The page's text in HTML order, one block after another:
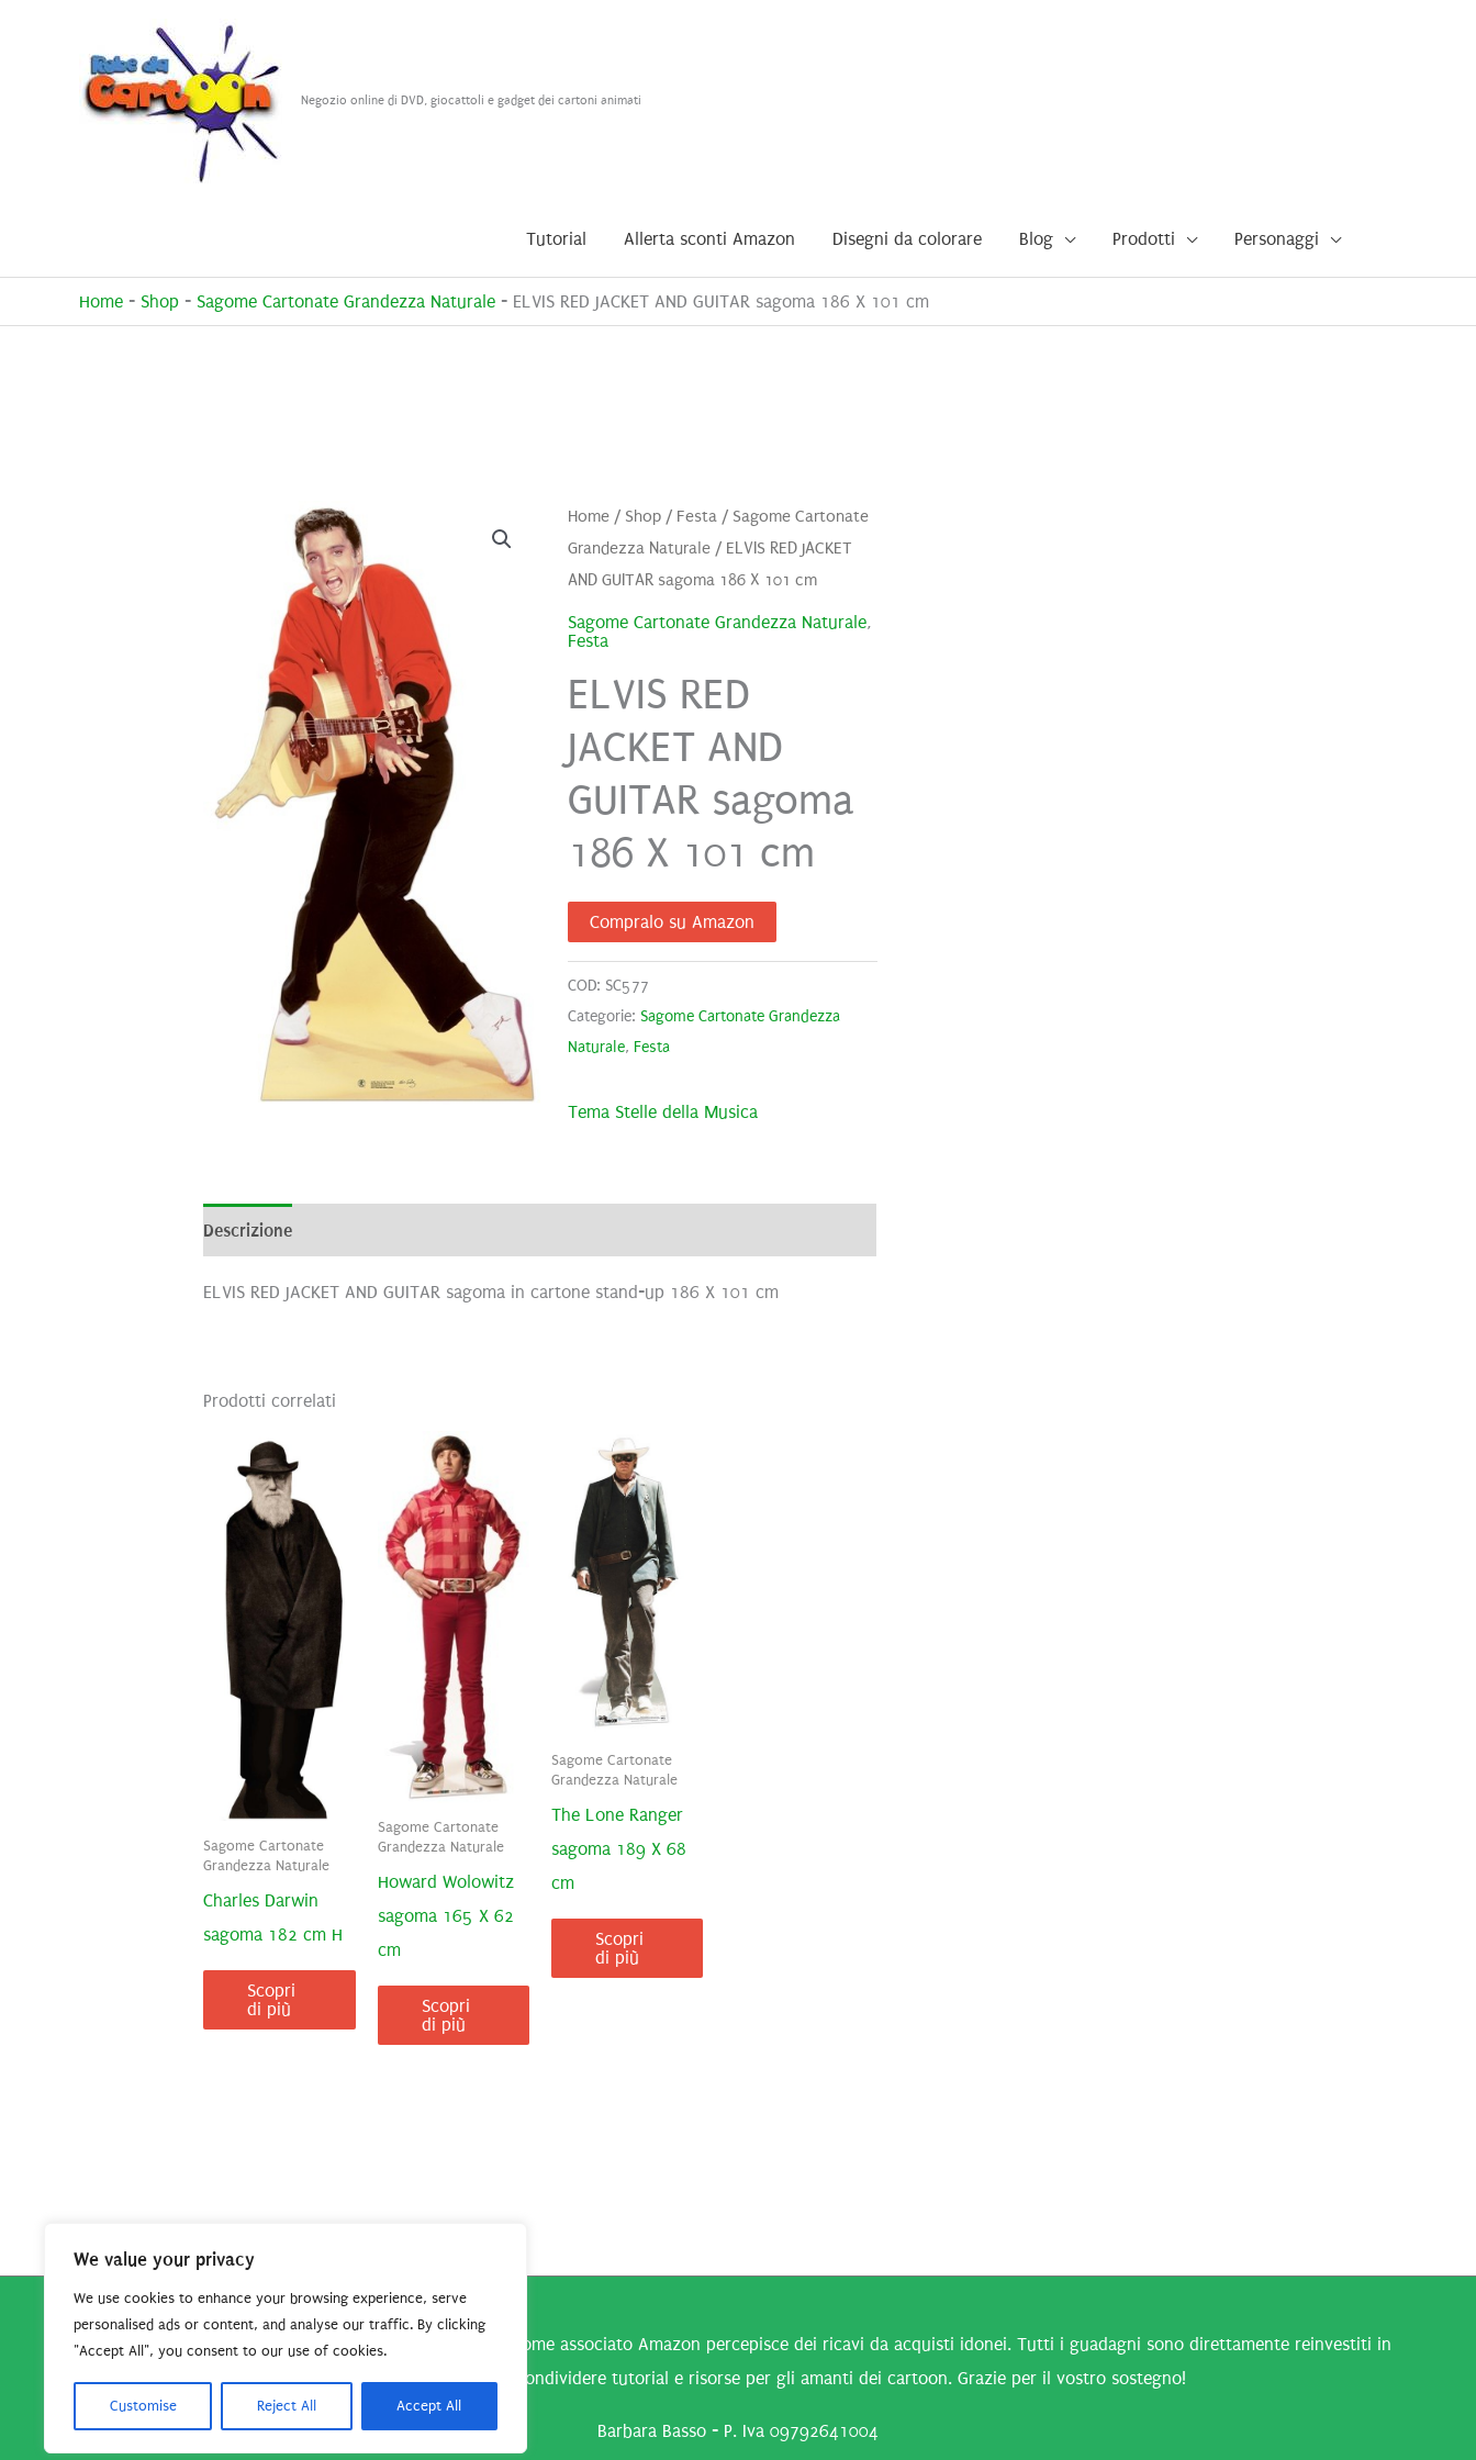
We value your privacy
We use cookies to enhance your browsing experience, serve
personalised ads or content, and analyse our traffic. By clicking
"Accept All", you consent to our use of cookies.
Customise Reject All Accept All
Negozio online di DVD, giocattoli e gadget dei cartoni animati
Tutorial Allerta sconti Amazon Disegni da colorare Blog Prodotti Personaggi
Home - Shop - Sagome Cartonate Grandezza Naturale - ELVIS RED JACKET AND GUITAR sagoma 186 X 101 cm
Home/ Shop/ Festa/ Sagome Cartonate
Grandezza Naturale/ ELVIS RED JACKET
AND GUITAR sagoma 186 X 101 cm
Sagome Cartonate Grandezza Naturale,
Festa
ELVIS RED
JACKET AND
GUITAR sagoma
186 X 101 cm
Compralo su Amazon
COD: SC577
Categorie: Sagome Cartonate Grandezza
Naturale, Festa
Tema Stelle della Musica
Descrizione
ELVIS RED JACKET AND GUITAR sagoma in cartone stand-up 186 X 101 cm
Prodotti correlati
Sagome Cartonate
Grandezza Naturale
Charles Darwin
sagoma 182 cm H
Scopri
di più
Sagome Cartonate
Grandezza Naturale
Howard Wolowitz
sagoma 165 X 62
cm
Scopri
di più
Sagome Cartonate
Grandezza Naturale
The Lone Ranger
sagoma 189 X 68
cm
Scopri
di più
Copyright © 2026Robe da Cartoon| Robe da Cartoon come associato Amazon percepisce dei ricavi da acquisti idonei. Tutti i guadagni sono direttamente reinvestiti in
questo sito per continuare a condividere tutorial e risorse per gli amanti dei cartoon. Grazie per il vostro sostegno!
Barbara Basso - P. Iva 09792641004